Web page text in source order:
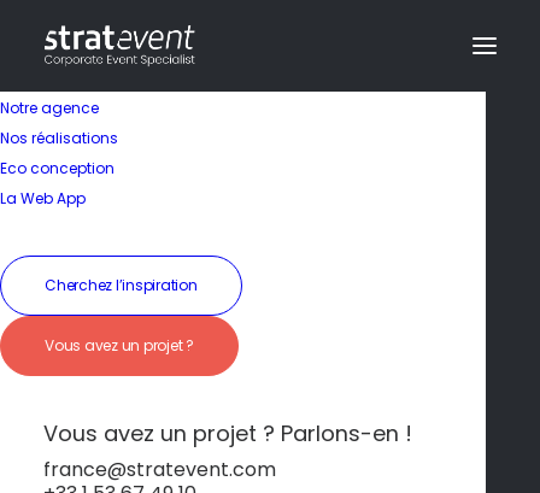
Notre agence
Nos réalisations
Eco conception
La Web App
Cherchez l’inspiration
Vous avez un projet ?
Vous avez un projet ? Parlons-en !
france@stratevent.com
Mystère et
découverte autour
d’un site unique
In Mont Saint-Michel
médiévale ou dégustation de spécialités locales
avec vue imprenable.